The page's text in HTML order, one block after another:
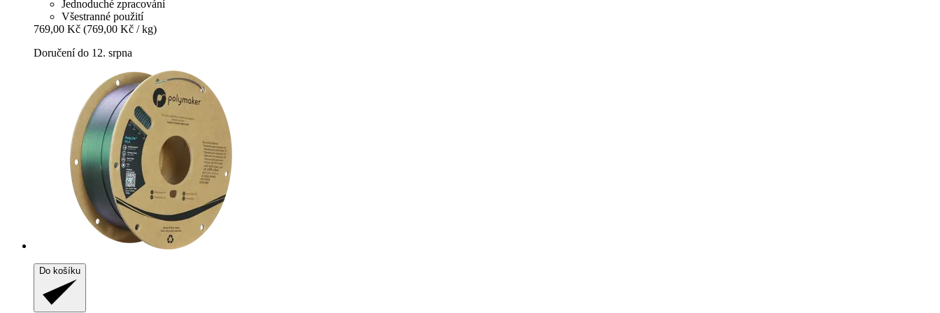
Jednoduché zpracování
Všestranné použití
769,00 Kč (769,00 Kč / kg)
Doručení do 12. srpna
Do košíku